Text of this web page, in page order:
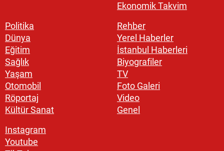
Ekonomik Takvim
Politika
Dünya
Eğitim
Sağlık
Yaşam
Otomobil
Röportaj
Kültür Sanat
Rehber
Yerel Haberler
İstanbul Haberleri
Biyografiler
TV
Foto Galeri
Video
Genel
Instagram
Youtube